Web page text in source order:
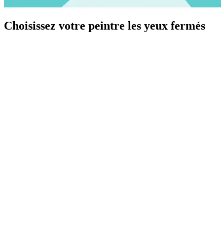
Choisissez votre peintre les yeux fermés